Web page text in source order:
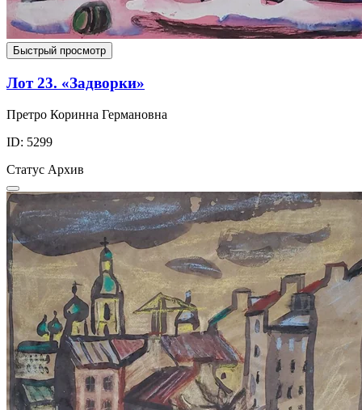
Быстрый просмотр
Лот 23. «Задворки»
Претро Коринна Германовна
ID: 5299
Статус Архив